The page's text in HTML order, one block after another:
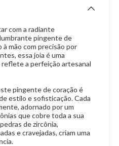
com a radiante
pingente de
à mão com precisão por
essa joia é uma
a perfeição artesanal
pingente de coração é
estilo e sofisticação. Cada
adornado por um
que cobre toda a sua
de zircônia,
e cravejadas, criam uma